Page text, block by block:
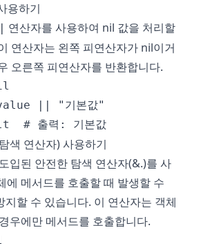
용하기
연산자를 사용하여 nil 값을 처리할
연산자는 왼쪽 피연산자가 nil이거
오른쪽 피연산자를 반환합니다.
|| "기본값"
색 연산자) 사용하기
입된 안전한 탐색 연산자(&.)를 사
에 메서드를 호출할 때 발생할 수
지할 수 있습니다. 이 연산자는 객체
우에만 메서드를 호출합니다.